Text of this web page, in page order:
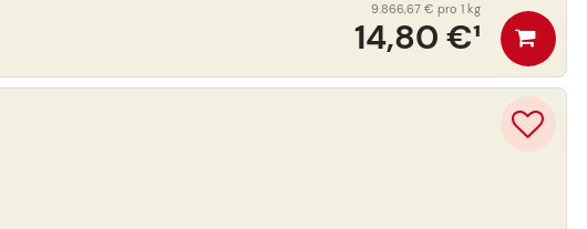
14,80 €¹
9.866,67 € pro 1 kg